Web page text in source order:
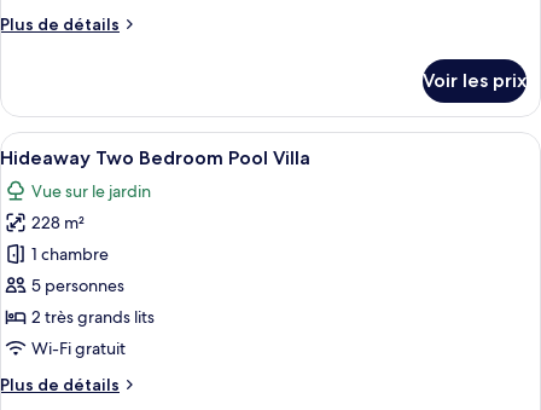
chambre :
Retreat
Plus de détails
Plus
le
type
de
The
Ocean
Retreat
Voir les prix
Afficher
toutes
les
photos
pour
ce
type
de
chambre :
Hideaway
Une terrasse en bois avec une
7
Hideaway Two Bedroom Pool Villa
Vue sur le jardin
228 m²
1 chambre
5 personnes
2 très grands lits
Wi-Fi gratuit
Plus de détails
Plus